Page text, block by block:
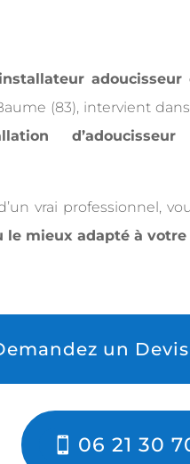
installateur adoucisseur
(83), intervient
vrai professionnel,
le mieux adapté à
un
06 21 30